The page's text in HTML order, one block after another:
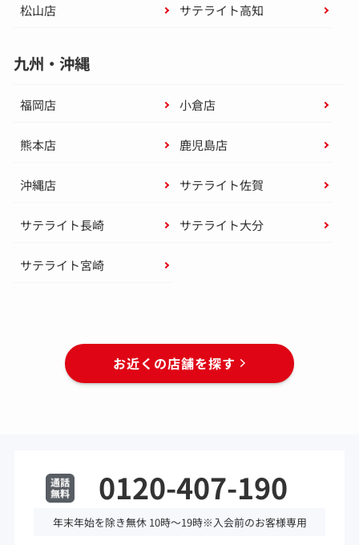
松山店 サテライト高知
九州・沖縄
福岡店 小倉店
熊本店 鹿児島店
沖縄店 サテライト佐賀
サテライト長崎 サテライト大分
サテライト宮崎
お近くの店舗を探す
0120-407-190
年末年始を除き無休 10時～19時※入会前のお客様専用